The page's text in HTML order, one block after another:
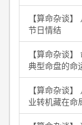
【算命杂谈
节日情结
【算命杂谈
典型命盘的命
【算命杂谈
业转机藏在命